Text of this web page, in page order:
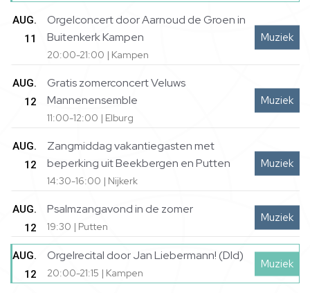
Muziek
AUG.
11
Orgelconcert door Aarnoud de Groen in
Buitenkerk Kampen
20:00-21:00 | Kampen
Muziek
AUG.
12
Gratis zomerconcert Veluws
Mannenensemble
11:00-12:00 | Elburg
Muziek
AUG.
12
Zangmiddag vakantiegasten met
beperking uit Beekbergen en Putten
14:30-16:00 | Nijkerk
Muziek
AUG.
12
Psalmzangavond in de zomer
19:30 | Putten
Muziek
AUG.
12
Orgelrecital door Jan Liebermann! (Dld)
20:00-21:15 | Kampen